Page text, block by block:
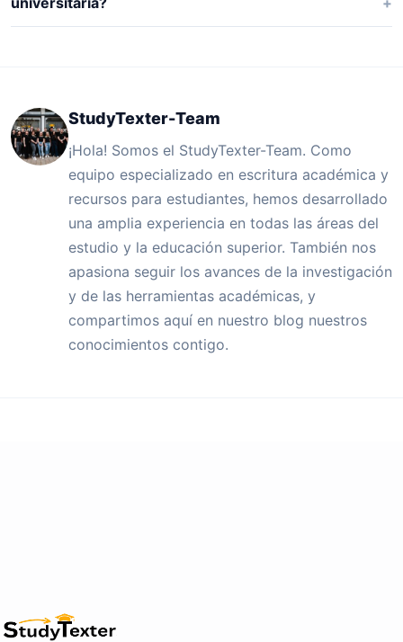
StudyTexter-Team
¡Hola! Somos el StudyTexter-Team. Como
equipo especializado en escritura académica y
recursos para estudiantes, hemos desarrollado
una amplia experiencia en todas las áreas del
estudio y la educación superior. También nos
apasiona seguir los avances de la investigación
y de las herramientas académicas, y
compartimos aquí en nuestro blog nuestros
conocimientos contigo.